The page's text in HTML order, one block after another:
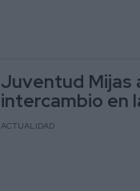
Juventud Mijas
intercambio en
ACTUALIDAD